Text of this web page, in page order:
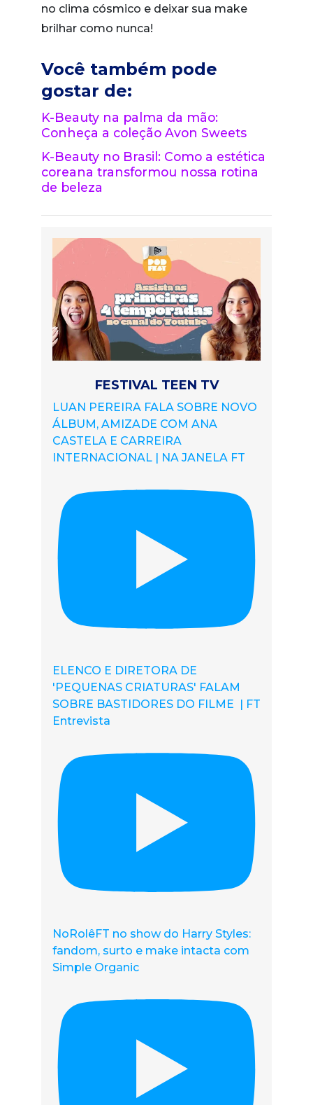
no clima cósmico e deixar sua make
brilhar como nunca!
Você também pode
gostar de:
K-Beauty na palma da mão:
Conheça a coleção Avon Sweets
K-Beauty no Brasil: Como a estética
coreana transformou nossa rotina
de beleza
FESTIVAL TEEN TV
LUAN PEREIRA FALA SOBRE NOVO
ÁLBUM, AMIZADE COM ANA
CASTELA E CARREIRA
INTERNACIONAL | NA JANELA FT
ELENCO E DIRETORA DE
'PEQUENAS CRIATURAS' FALAM
SOBRE BASTIDORES DO FILME | FT
Entrevista
NoRolêFT no show do Harry Styles:
fandom, surto e make intacta com
Simple Organic